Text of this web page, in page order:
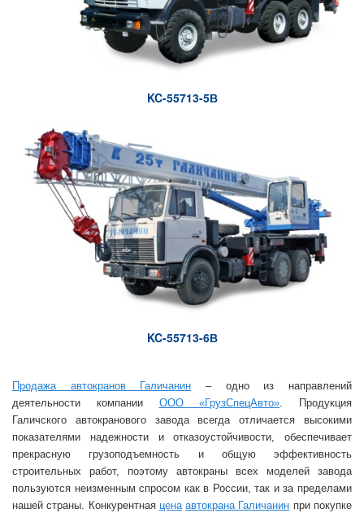
KC-55713-5В
KC-55713-6В
Продажа автокранов Галичанин – одно из направлений
деятельности компании ООО «ГрузСпецАвто» . Продукция
Галичского автокранового завода всегда отличается высокими
показателями надежности и отказоустойчивости, обеспечивает
прекрасную грузоподъемность и общую эффективность
строительных работ, поэтому автокраны всех моделей завода
пользуются неизменным спросом как в России, так и за пределами
нашей страны. Конкурентная цена автокрана Галичанин при покупке